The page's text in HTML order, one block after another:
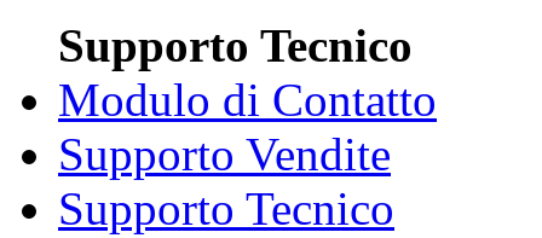
Supporto Tecnico
Modulo di Contatto
Supporto Vendite
Supporto Tecnico